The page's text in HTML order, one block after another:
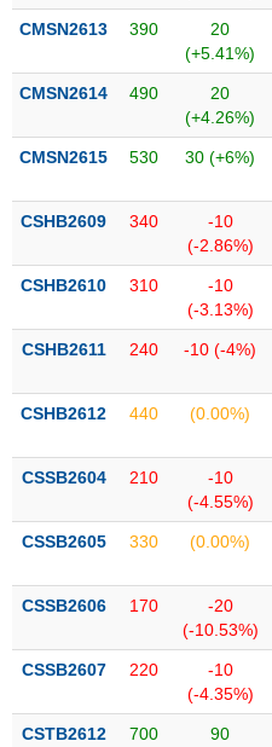
CMSN2613 390
20
(+5.41%)
CMSN2614 490
20
(+4.26%)
CMSN2615 530 30 (+6%)
CSHB2609 340
-10
(-2.86%)
CSHB2610 310
-10
(-3.13%)
CSHB2611 240 -10 (-4%)
CSHB2612 440 (0.00%)
CSSB2604 210
-10
(-4.55%)
CSSB2605 330 (0.00%)
CSSB2606 170
-20
(-10.53%)
CSSB2607 220
-10
(-4.35%)
CSTB2612 700
90
ÍCH
BẤT
ĐỘNG
chứng
khoán
Tất cả Cổ phiếu Chỉ số
Lãnh
(-)
Người nội bộ
tức
(-)
của